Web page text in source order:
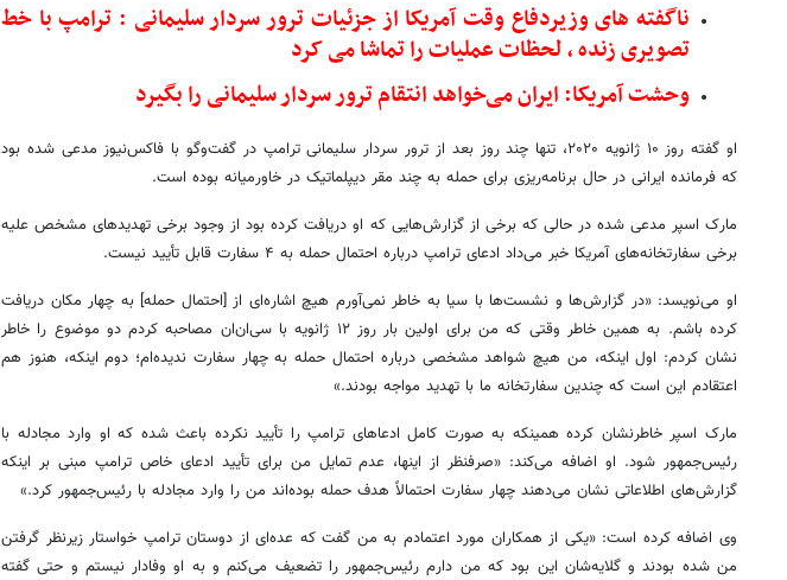
ناگفته های وزیردفاع وقت آمریکا از جزئیات ترور سردار سلیمانی : ترامپ با خط
تصویری زنده ، لحظات عملیات را تماشا می کرد
وحشت آمریکا: ایران می‌خواهد انتقام ترور سردار سلیمانی را بگیرد
او گفته روز ۱۰ ژانویه ۲۰۲۰، تنها چند روز بعد از ترور سردار سلیمانی ترامپ در گفت‌وگو با فاکس‌نیوز مدعی شده بود
که فرمانده ایرانی در حال برنامه‌ریزی برای حمله به چند مقر دیپلماتیک در خاورمیانه بوده است.
مارک اسپر مدعی شده در حالی که برخی از گزارش‌هایی که او دریافت کرده بود از وجود برخی تهدیدهای مشخص علیه
برخی سفارتخانه‌های آمریکا خبر می‌داد ادعای ترامپ درباره احتمال حمله به ۴ سفارت قابل تأیید نیست.
او می‌نویسد: «در گزارش‌ها و نشست‌ها با سیا به خاطر نمی‌آورم هیچ اشاره‌ای از [احتمال حمله] به چهار مکان دریافت
کرده باشم. به همین خاطر وقتی که من برای اولین بار روز ۱۲ ژانویه با سی‌ان‌ان مصاحبه کردم دو موضوع را خاطر
نشان کردم: اول اینکه، من هیچ شواهد مشخصی درباره احتمال حمله به چهار سفارت ندیده‌ام؛ دوم اینکه، هنوز هم
اعتقادم این است که چندین سفارتخانه ما با تهدید مواجه بودند.»
مارک اسپر خاطرنشان کرده همینکه به صورت کامل ادعاهای ترامپ را تأیید نکرده باعث شده که او وارد مجادله با
رئیس‌جمهور شود. او اضافه می‌کند: «صرفنظر از اینها، عدم تمایل من برای تأیید ادعای خاص ترامپ مبنی بر اینکه
گزارش‌های اطلاعاتی نشان می‌دهند چهار سفارت احتمالاً هدف حمله بوده‌اند من را وارد مجادله با رئیس‌جمهور کرد.»
وی اضافه کرده است: «یکی از همکاران مورد اعتمادم به من گفت که عده‌ای از دوستان ترامپ خواستار زیرنظر گرفتن
من شده بودند و گلایه‌شان این بود که من دارم رئیس‌جمهور را تضعیف می‌کنم و به او وفادار نیستم و حتی گفته